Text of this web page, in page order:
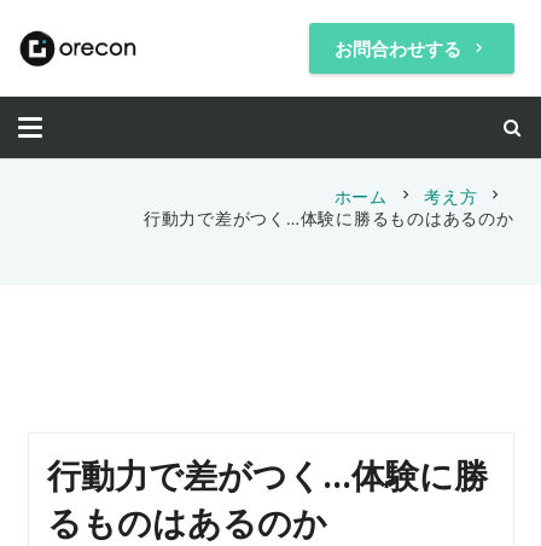
お問合わせする keyboard_arrow_right
ホーム chevron_right 考え方 chevron_right
行動力で差がつく…体験に勝るものはあるのか
行動力で差がつく…体験に勝
るものはあるのか